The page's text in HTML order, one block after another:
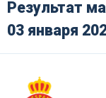
Результат
03 января